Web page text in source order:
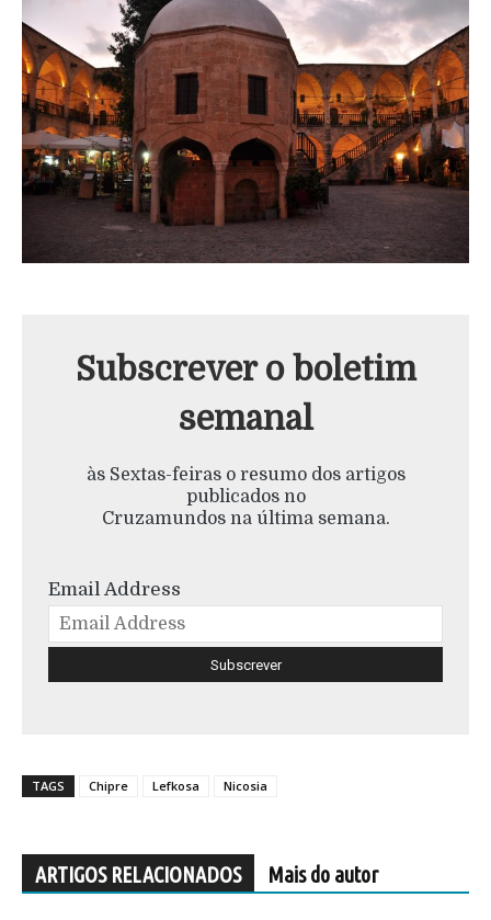
Subscrever o boletim
semanal
às Sextas-feiras o resumo dos artigos
publicados no
Cruzamundos na última semana.
Email Address
TAGS Chipre Lefkosa Nicosia
ARTIGOS RELACIONADOS Mais do autor